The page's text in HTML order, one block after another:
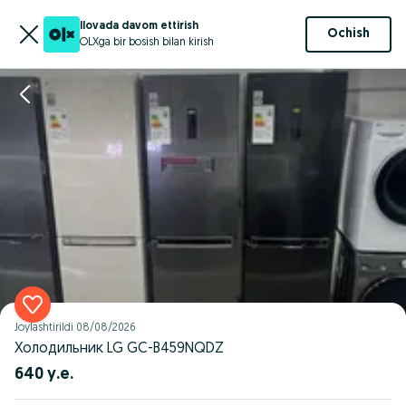
Ilovada davom ettirish
OLXga bir bosish bilan kirish
Ochish
Joylashtirildi 08/08/2026
Холодильник LG GC-B459NQDZ
640 у.е.